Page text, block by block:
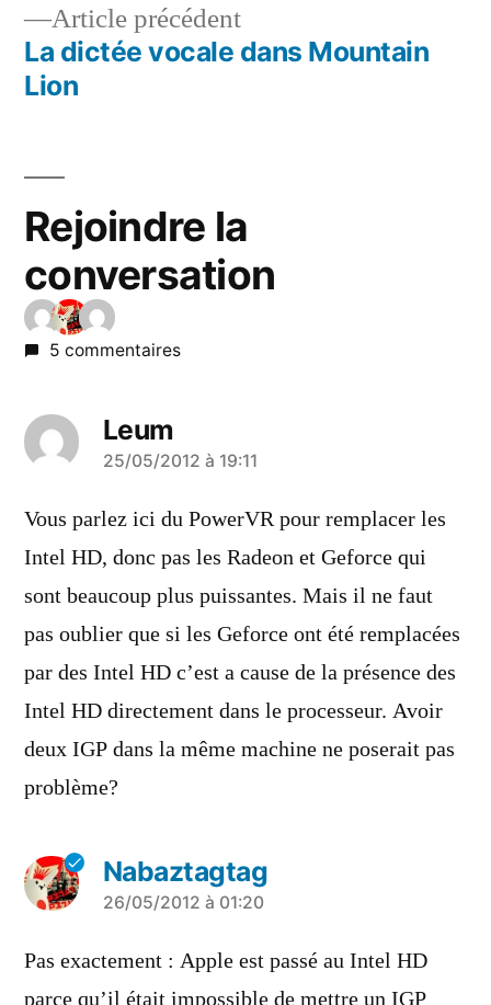
l’article
Article précédentArticle
précédent :
La dictée vocale dans Mountain
Lion
Rejoindre la
conversation
5 commentaires
Leum
a
dit :
25/05/2012 à 19:11
Vous parlez ici du PowerVR pour remplacer les
Intel HD, donc pas les Radeon et Geforce qui
sont beaucoup plus puissantes. Mais il ne faut
pas oublier que si les Geforce ont été remplacées
par des Intel HD c’est a cause de la présence des
Intel HD directement dans le processeur. Avoir
deux IGP dans la même machine ne poserait pas
problème?
Nabaztagtag
a
dit :
26/05/2012 à 01:20
Pas exactement : Apple est passé au Intel HD
parce qu’il était impossible de mettre un IGP